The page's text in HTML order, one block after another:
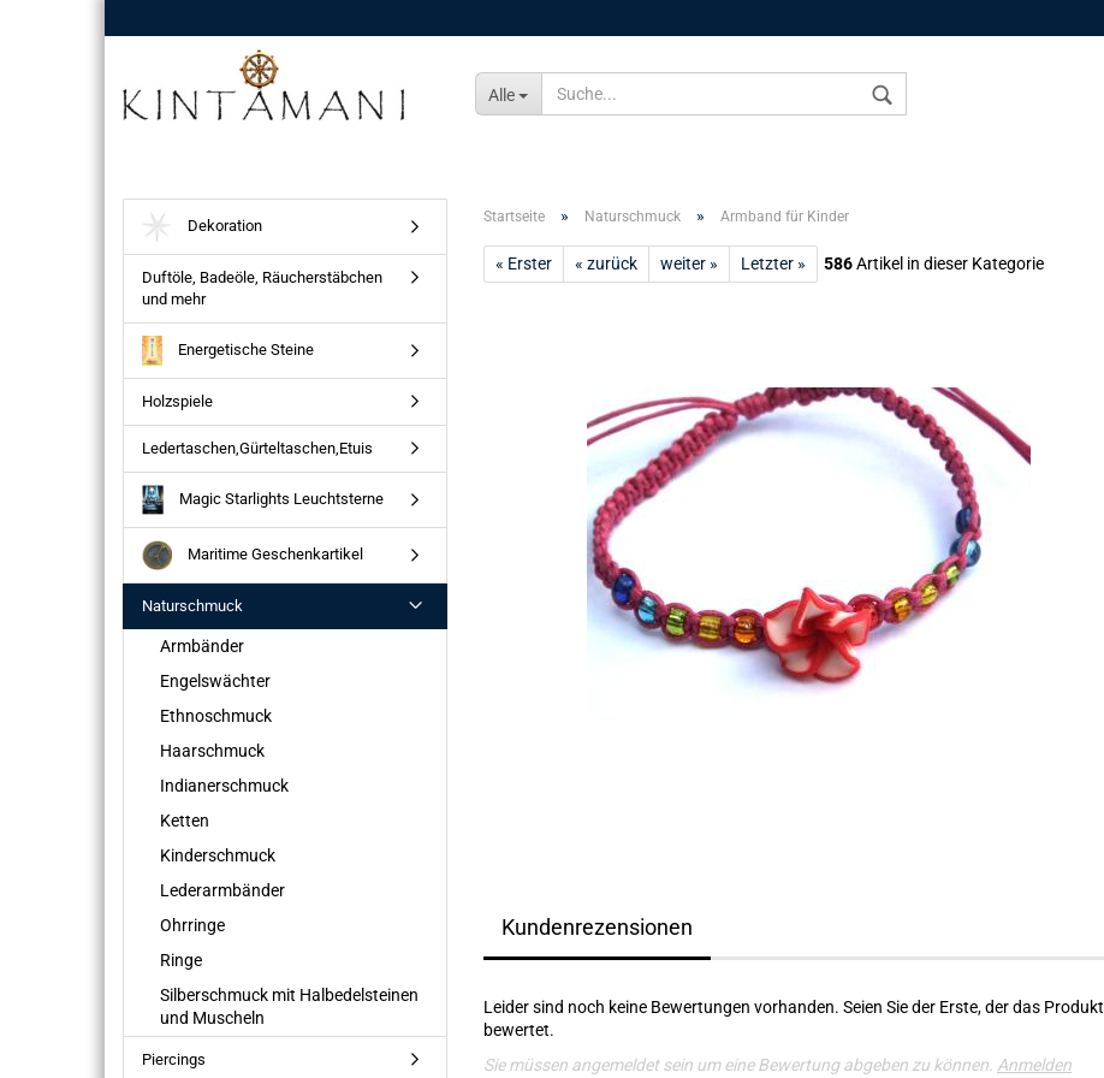
Alle
Startseite » Naturschmuck » Armband für Kinder
« Erster « zurück weiter » Letzter » 586Artikel in dieser Kategorie
Kundenrezensionen
Leider sind noch keine Bewertungen vorhanden. Seien Sie der Erste, der das Produkt
bewertet.
Sie müssen angemeldet sein um eine Bewertung abgeben zu können. Anmelden
Dekoration
Duftöle, Badeöle, Räucherstäbchen
und mehr
Energetische Steine
Holzspiele
Ledertaschen,Gürteltaschen,Etuis
Magic Starlights Leuchtsterne
Maritime Geschenkartikel
Naturschmuck
Armbänder
Engelswächter
Ethnoschmuck
Haarschmuck
Indianerschmuck
Ketten
Kinderschmuck
Lederarmbänder
Ohrringe
Ringe
Silberschmuck mit Halbedelsteinen
und Muscheln
Piercings